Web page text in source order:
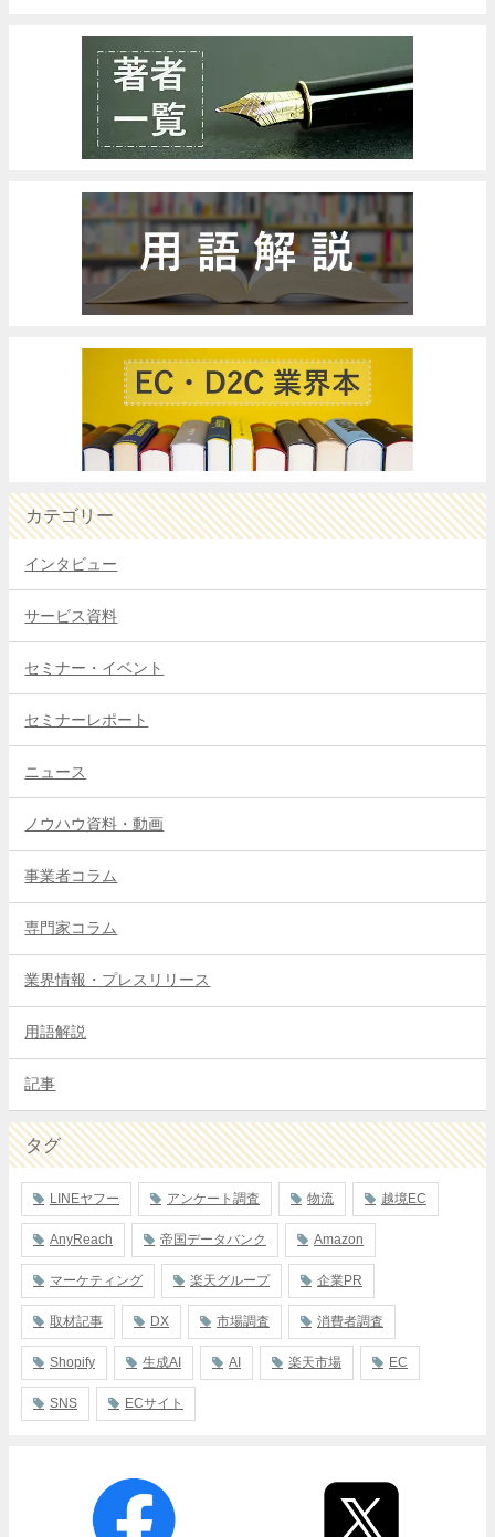
カテゴリー
インタビュー
サービス資料
セミナー・イベント
セミナーレポート
ニュース
ノウハウ資料・動画
事業者コラム
専門家コラム
業界情報・プレスリリース
用語解説
記事
タグ
LINEヤフー アンケート調査 物流 越境EC
AnyReach 帝国データバンク Amazon
マーケティング 楽天グループ 企業PR
取材記事 DX 市場調査 消費者調査
Shopify 生成AI AI 楽天市場 EC
SNS ECサイト